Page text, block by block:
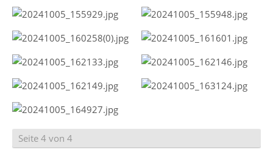
Seite 4 von 4